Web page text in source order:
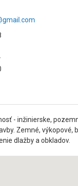
- inžinierske,
Zemné, výkopové,
dlažby a obkladov.